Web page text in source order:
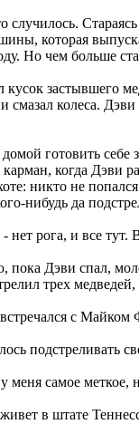
которая
Но чем больше
застывшего
колеса. Дэви
готовить себе
когда Дэви
никто не
нибудь да
нет рога, и все тут.
пока Дэви спал,
трех
с
подстреливать
самое меткое,
в штате